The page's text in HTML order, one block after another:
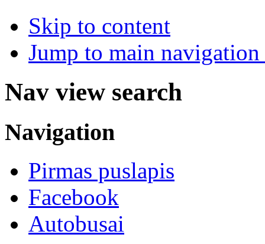
Skip to content
Jump to main
Nav view search
Navigation
Pirmas puslapis
Facebook
Autobusai